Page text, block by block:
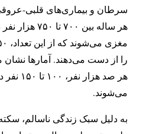
سرطان و بیماری‌های قلبی-
هر ساله بین
را از دست می‌دهند. آمارها نشان
هر صد
می‌شوند.
به دلیل سبک زندگی ناسالم،